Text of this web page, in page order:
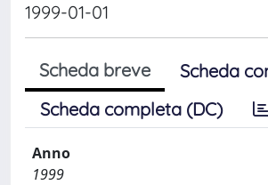
1999-01-01
Scheda breve
Scheda
Scheda completa (DC)
Anno
1999